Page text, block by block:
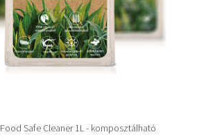
Safe Cleaner 1L - komposztálható